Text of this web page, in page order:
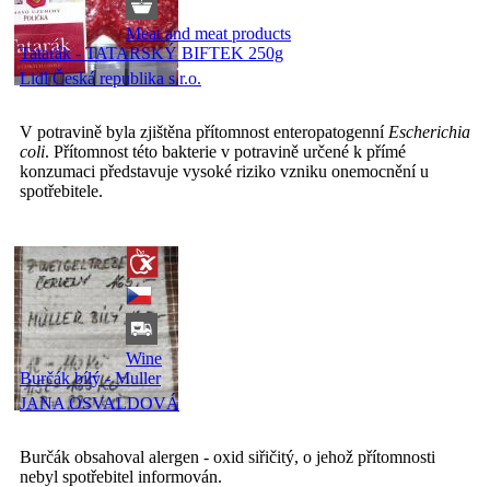
Meat and meat products
Tatarák - TATARSKÝ BIFTEK 250g
Lidl Česká republika s.r.o.
V potravině byla zjištěna přítomnost enteropatogenní Escherichia
coli. Přítomnost této bakterie v potravině určené k přímé
konzumaci představuje vysoké riziko vzniku onemocnění u
spotřebitele.​
Wine
Burčák bílý - Muller
JANA OSVALDOVÁ
Burčák obsahoval alergen - oxid siřičitý, o jehož přítomnosti
nebyl spotřebitel informován.